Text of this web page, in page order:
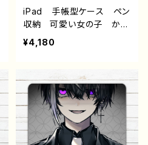
iPad 手帳型ケース ペン
収納 可愛い女の子 かっ
こいい女子 おしゃれ服
エモい 病みかわいい メ
白髪 黒髪 タイトスカー
ト 黒タイツ 絶対領域
ネコミミ風 猫耳風 アイ
パッドカバー 個性的 お
すすめ 人気 イラストレ
ーター クリエイター 絵
¥4,180